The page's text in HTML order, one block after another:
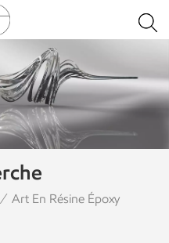
/ Art En Résine Époxy